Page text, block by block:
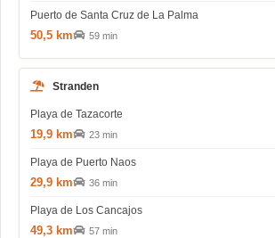
Puerto de Santa Cruz de La Palma
50,5 km 59 min
Stranden
Playa de Tazacorte
19,9 km 23 min
Playa de Puerto Naos
29,9 km 36 min
Playa de Los Cancajos
49,3 km 57 min